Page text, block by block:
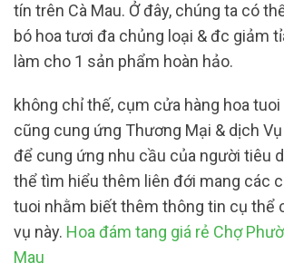
tín trên Cà Mau. Ở đây, chúng ta có
bó hoa tươi đa chủng loại & đc giảm
làm cho 1 sản phẩm hoàn hảo.
không chỉ thế, cụm cửa hàng hoa tuoi
cũng cung ứng Thương Mại & dịch
để cung ứng nhu cầu của người tiêu
thể tìm hiểu thêm liên đới mang các
tuoi nhằm biết thêm thông tin cụ thể
vụ này. Hoa đám tang giá rẻ Chợ
Mau